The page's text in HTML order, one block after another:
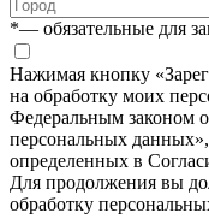
*— обязательные для
Нажимая кнопку
на обработку моих
Федеральным законом
персональных
определенных в
Для продолжения вы
обработку